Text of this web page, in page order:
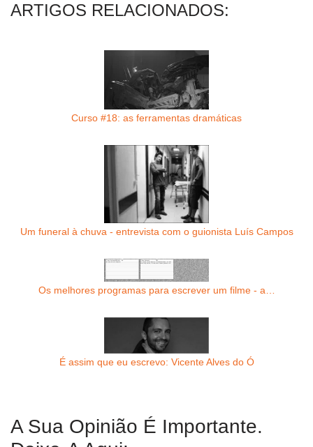
ARTIGOS RELACIONADOS:
Curso #18: as ferramentas dramáticas
Um funeral à chuva - entrevista com o guionista Luís Campos
Os melhores programas para escrever um filme - a…
É assim que eu escrevo: Vicente Alves do Ó
A Sua Opinião É Importante.